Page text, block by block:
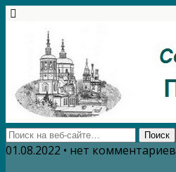
01.08.2022 • нет комментариев